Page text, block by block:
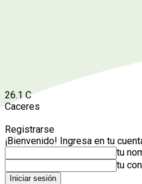
26.1 C
Caceres
Registrarse
¡Bienvenido! Ingresa en tu
tu
tu